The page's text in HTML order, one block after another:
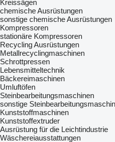
Kreissägen
chemische Ausrüstungen
sonstige chemische Ausrüstungen
Kompressoren
stationäre Kompressoren
Recycling Ausrüstungen
Metallrecyclingmaschinen
Schrottpressen
Lebensmitteltechnik
Bäckereimaschinen
Umluftöfen
Steinbearbeitungsmaschinen
sonstige
Kunststoffmaschinen
Kunststoffextruder
Ausrüstung für die Leichtindustrie
Wäschereiausstattungen